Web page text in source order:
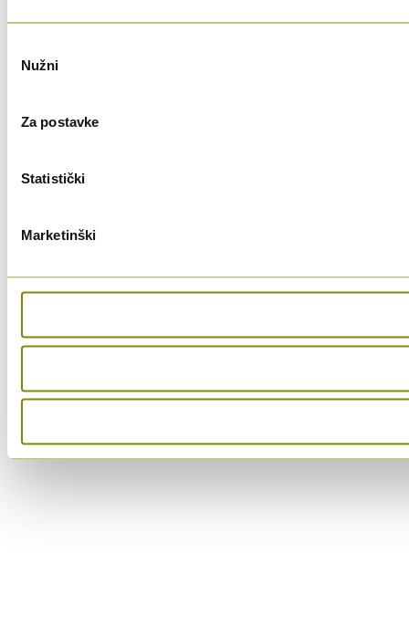
pristanka
Nužni
Za postavke
Statistički
Marketinški